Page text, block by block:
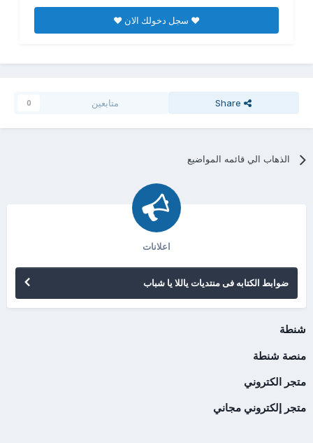
♥ سجل دخولك الان ♥
Share متابعين 0
الذهاب الي قائمه المواضيع
اعلانات
ضوابط الكتابه فى منتديات ياللا يا شباب
شنطة
منصة شنطة
متجر الكتروني
متجر إلكتروني مجاني